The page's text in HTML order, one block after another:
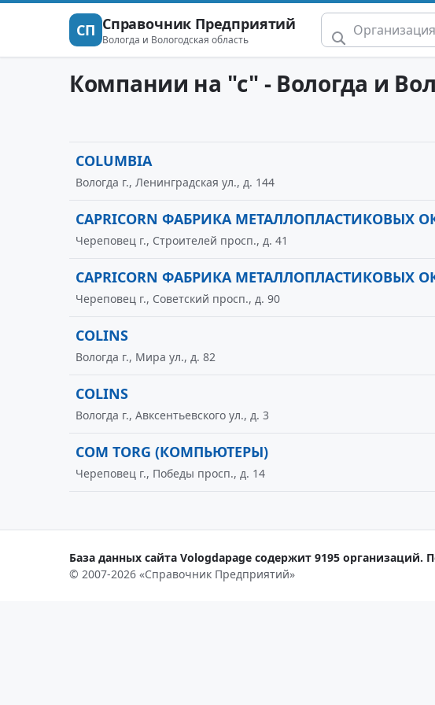
СП Справочник Предприятий
Вологда и Вологодская область
Компании на "c" - Вологда и
COLUMBIA
Вологда г., Ленинградская ул., д. 144
CAPRICORN ФАБРИКА МЕТАЛЛОПЛАСТИКОВЫХ
Череповец г., Строителей просп., д. 41
CAPRICORN ФАБРИКА МЕТАЛЛОПЛАСТИКОВЫХ
Череповец г., Советский просп., д. 90
COLINS
Вологда г., Мира ул., д. 82
COLINS
Вологда г., Авксентьевского ул., д. 3
COM TORG (КОМПЬЮТЕРЫ)
Череповец г., Победы просп., д. 14
База данных сайта Vologdapage содержит 9195 организаций.
© 2007-2026 «Справочник Предприятий»